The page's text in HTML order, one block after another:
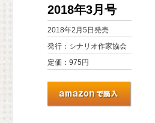
2018年3月号
2018年2月5日発売
発行：シナリオ作家協会
定価：975円